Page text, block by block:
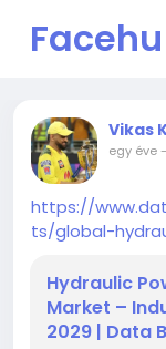
Facehu
n
Vikas
egy éve-
https://
ts/global-
Hydraulic
Market –
2029 | Data